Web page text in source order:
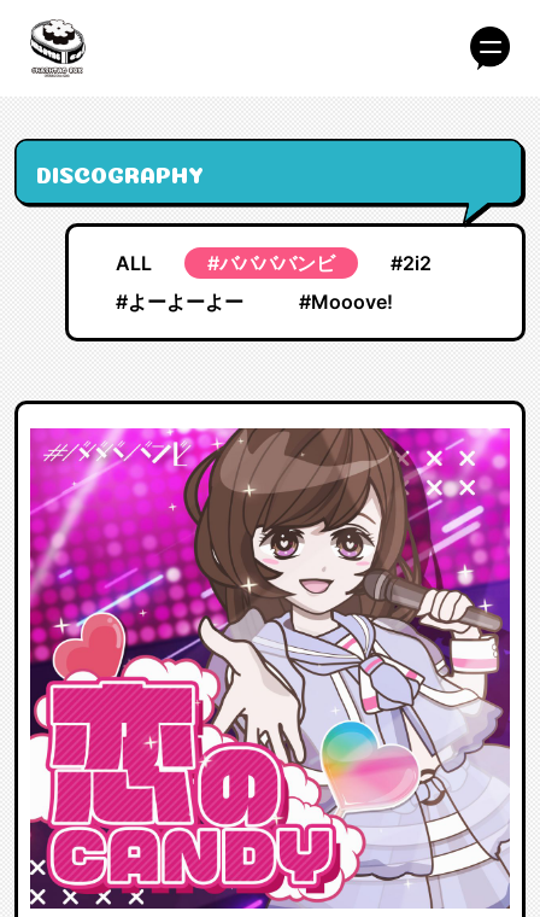
DISCOGRAPHY
ALL #ババババンビ
#2i2
#よーよーよー
#Mooove!